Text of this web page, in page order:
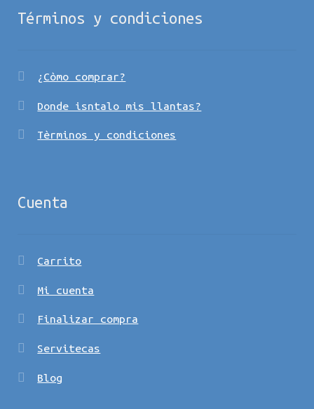
Términos y condiciones
¿Còmo comprar?
Donde isntalo mis llantas?
Tèrminos y condiciones
Cuenta
Carrito
Mi cuenta
Finalizar compra
Servitecas
Blog